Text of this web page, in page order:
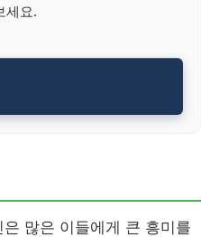
세요.
많은 이들에게 큰 흥미를